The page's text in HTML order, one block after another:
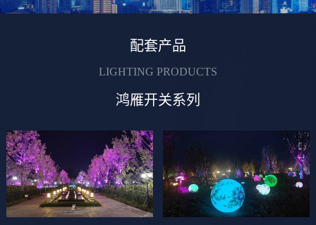
配套产品
LIGHTING PRODUCTS
鸿雁开关系列